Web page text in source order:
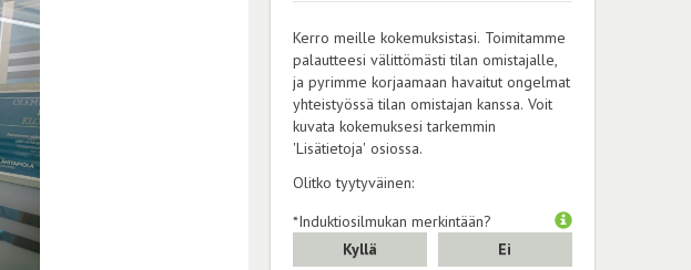
Kerro meille kokemuksistasi. Toimitamme
palautteesi välittömästi tilan omistajalle,
ja pyrimme korjaamaan havaitut ongelmat
yhteistyössä tilan omistajan kanssa. Voit
kuvata kokemuksesi tarkemmin
'Lisätietoja' osiossa.
Olitko tyytyväinen:
*Induktiosilmukan merkintään?
Kyllä
Ei